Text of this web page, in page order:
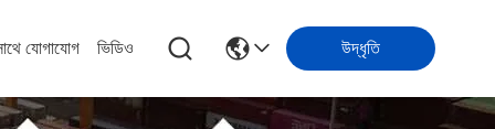
যোগাযোগ ভিডিও উদ্ধৃতি